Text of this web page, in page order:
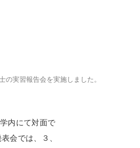
の実習報告会を実施しました。
内にて対面で
会では、３、